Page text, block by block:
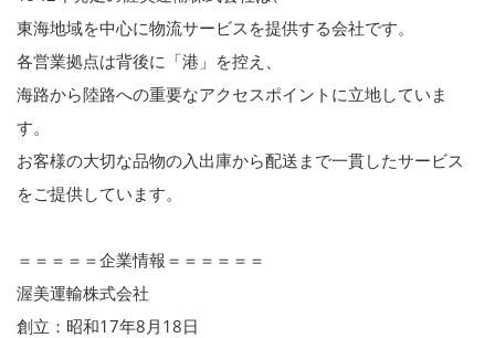
東海地域を中心に物流サービスを提供する会社です。
各営業拠点は背後に「港」を控え、
海路から陸路への重要なアクセスポイントに立地していま
す。
お客様の大切な品物の入出庫から配送まで一貫したサービス
をご提供しています。
＝＝＝＝＝企業情報＝＝＝＝＝＝
渥美運輸株式会社
創立：昭和17年8月18日